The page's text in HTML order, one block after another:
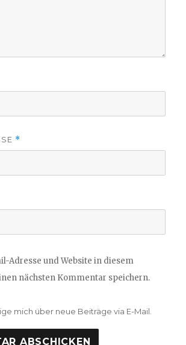
*
Adresse und Website in diesem
nächsten Kommentar speichern.
mich über neue Beiträge via E-Mail.